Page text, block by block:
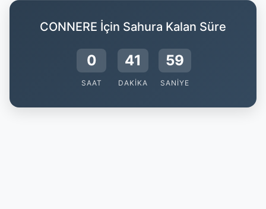
CONNERE İçin Sahura Kalan Süre
0
SAAT
41
DAKIKA
59
SANIYE